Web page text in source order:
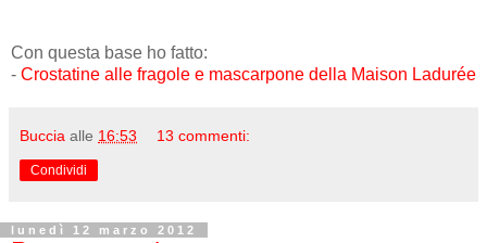
Con questa base ho fatto:
- Crostatine alle fragole e mascarpone della Maison Ladurée
Buccia alle 16:53 13 commenti:
Condividi
lunedì 12 marzo 2012